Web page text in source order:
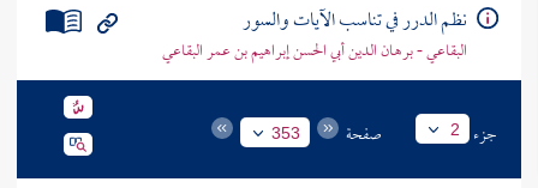
نظم الدرر في تناسب الآيات والسور
البقاعي - برهان الدين أبي الحسن إبراهيم بن عمر البقاعي
جزء 2 صفحة 353